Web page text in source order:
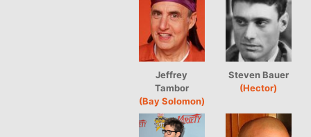
Jeffrey
Tambor
(Bay Solomon)
Steven Bauer
(Hector)